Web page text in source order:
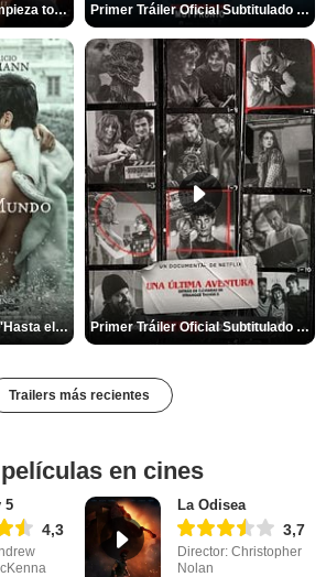
Tráiler de 'After: Aquí empieza todo' Primer Tráiler Oficial Subtitulado de 'La Noche Del Demonio: Están Entre Nosotros'
Primer Tráiler Oficial de 'Hasta el fin del mundo' Primer Tráiler Oficial Subtitulado de 'Una última aventura: Detrás de cámaras de Stranger Things 5'
Trailers más recientes
en cines
5
4,3
La Odisea
3,7
Director: Christopher
Nolan